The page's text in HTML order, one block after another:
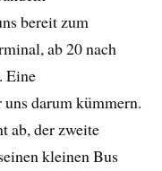
bereit zum
ab 20 nach
Eine
darum kümmern.
ab, der zweite
kleinen Bus